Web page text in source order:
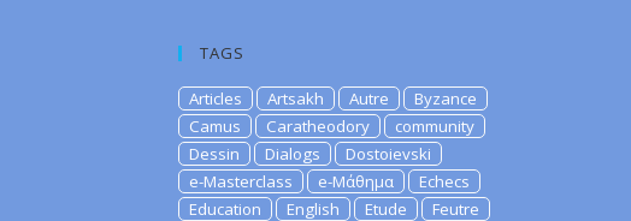
TAGS
Articles Artsakh Autre
Byzance
Camus
Caratheodory
community
Dessin
Dialogs
Dostoievski
e-Masterclass
e-Μάθημα
Echecs
Education
English Etude
Feutre